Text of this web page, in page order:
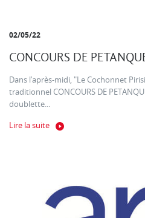
02/05/22
CONCOURS DE
Dans l’après-midi, "Le Cochonnet
traditionnel CONCOURS DE
doublette...
Lire la suite